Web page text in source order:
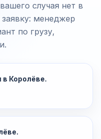
случая нет в
менеджер
по грузу,
Королёве.